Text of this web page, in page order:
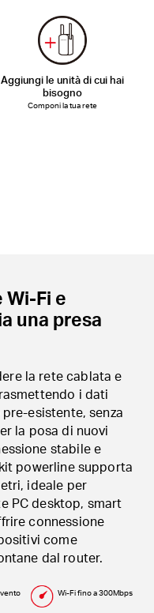
Aggiungi le unità di cui hai
bisogno
Componi la tua rete
Fi e
una presa
la rete cablata e
i dati
esistente, senza
la posa di nuovi
stabile e
powerline supporta
ideale per
PC desktop, smart
connessione
come
dal router.
Wi-Fi fino a 300Mbps